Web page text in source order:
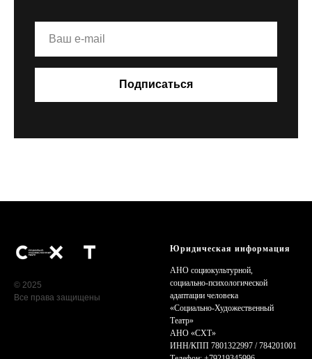
Подписаться
© 2025
Все права защищены
Юридическая информация
АНО социокультурной,
cоциально-психологической
адаптации человека
«Cоциально-Художественный
Театр»
АНО «СХТ»
ИНН/КПП 7801322997 / 784201001